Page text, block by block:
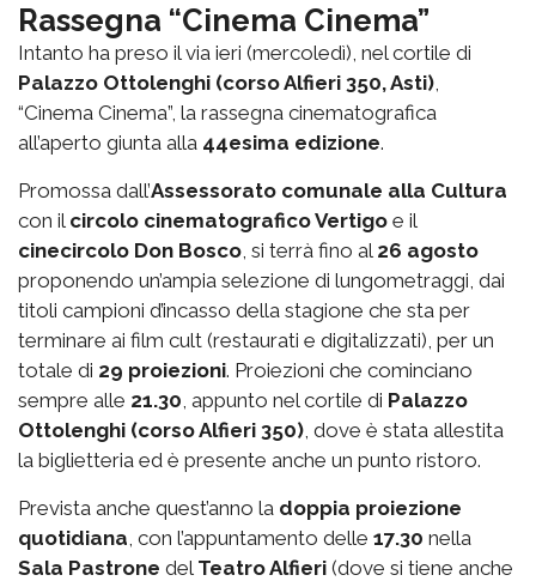
Rassegna “Cinema Cinema”
Intanto ha preso il via ieri (mercoledì), nel cortile di
Palazzo Ottolenghi (corso Alfieri 350, Asti)
“Cinema Cinema”, la rassegna cinematografica
all’aperto giunta alla 44esima edizione.
Promossa dall’Assessorato comunale alla Cultura
con il circolo cinematografico Vertigo e il
cinecircolo Don Bosco , si terrà fino al 26 agosto
proponendo un’ampia selezione di lungometraggi, dai
titoli campioni d’incasso della stagione che sta per
terminare ai film cult (restaurati e digitalizzati), per un
totale di 29 proiezioni. Proiezioni che cominciano
sempre alle 21.30 , appunto nel cortile di Palazzo
Ottolenghi (corso Alfieri 350) , dove è stata allestita
la biglietteria ed è presente anche un punto ristoro.
Prevista anche quest’anno la doppia proiezione
quotidiana , con l’appuntamento delle 17.30 nella
Sala Pastrone del Teatro Alfieri (dove si tiene anche